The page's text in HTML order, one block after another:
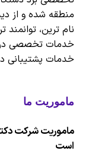
منطقه شده و از
نام ترین،
خدمات تخصصی در
خدمات پشتیبانی
ماموریت ما
است